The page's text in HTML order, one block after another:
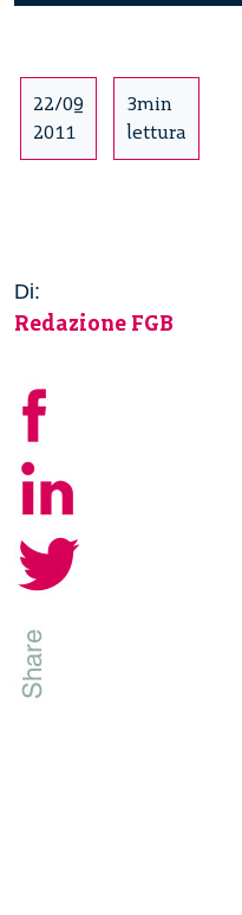
22/09
2011
3min
lettura
Di:
Redazione FGB